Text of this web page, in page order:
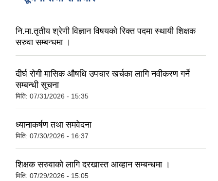
नि.मा.तृतीय श्रेणी विज्ञान विषयको रिक्त पदमा स्थायी शिक्षक
सरुवा सम्बन्धमा ।
दीर्घ रोगी मासिक औषधि उपचार खर्चका लागि नवीकरण गर्ने
सम्बन्धी सूचना
मिति: 07/31/2026 - 15:35
ध्यानाकर्षण तथा समवेदना
मिति: 07/30/2026 - 16:37
शिक्षक सरुवाको लागि दरखास्त आव्हान सम्बन्धमा ।
मिति: 07/29/2026 - 15:05